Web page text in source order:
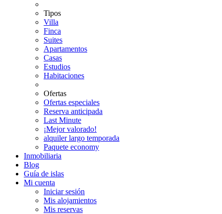
Tipos
Villa
Finca
Suites
Apartamentos
Casas
Estudios
Habitaciones
Ofertas
Ofertas especiales
Reserva anticipada
Last Minute
¡Mejor valorado!
alquiler largo temporada
Paquete economy
Inmobiliaria
Blog
Guía de islas
Mi cuenta
Iniciar sesión
Mis alojamientos
Mis reservas